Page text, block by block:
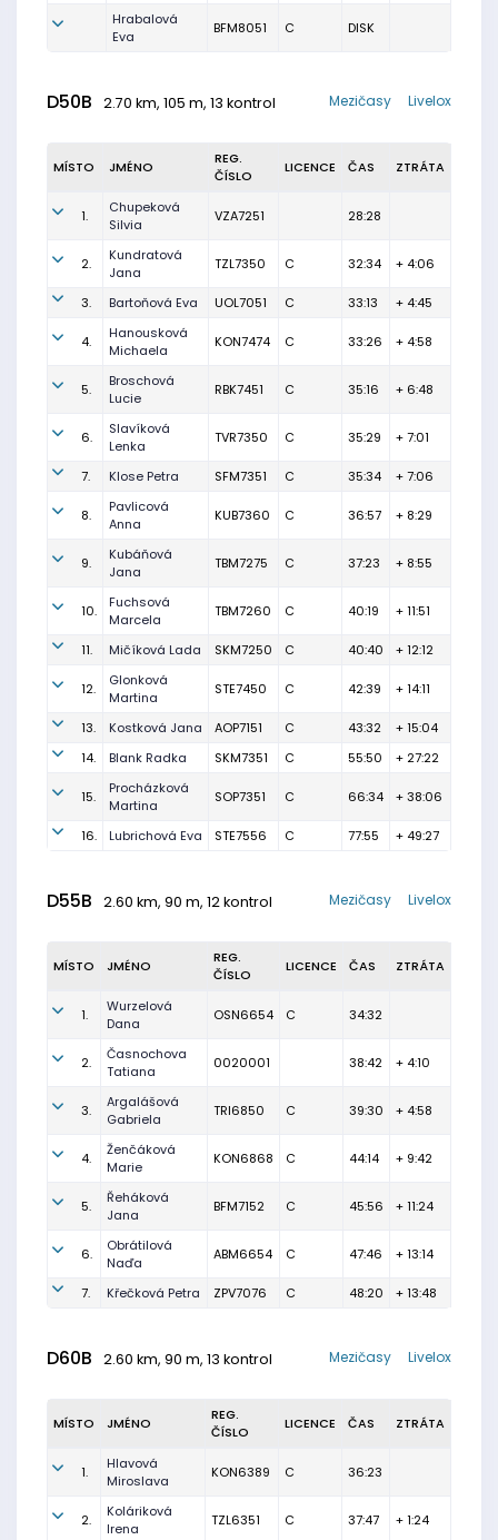
Hrabalová
Eva
BFM8051 C DISK
D50B 2.70 km, 105 m, 13 kontrol Livelox
Mezičasy
MÍSTO JMÉNO
REG.
ČÍSLO
LICENCE ČAS ZTRÁTA
1.
Chupeková
Silvia
VZA7251 28:28
2.
Kundratová
Jana
TZL7350 C 32:34 + 4:06
3. Bartoňová Eva UOL7051 C 33:13 + 4:45
4.
Hanousková
Michaela
KON7474 C 33:26 + 4:58
5.
Broschová
Lucie
RBK7451 C 35:16 + 6:48
6.
Slavíková
Lenka
TVR7350 C 35:29 + 7:01
7. Klose Petra SFM7351 C 35:34 + 7:06
8.
Pavlicová
Anna
KUB7360 C 36:57 + 8:29
9.
Kubáňová
Jana
TBM7275 C 37:23 + 8:55
10.
Fuchsová
Marcela
TBM7260 C 40:19 + 11:51
11. Mičíková Lada SKM7250 C 40:40 + 12:12
12.
Glonková
Martina
STE7450 C 42:39 + 14:11
13. Kostková Jana AOP7151 C 43:32
+ 15:04
14.
Blank Radka SKM7351 C 55:50 + 27:22
15.
Procházková
Martina
SOP7351 C 66:34 + 38:06
16. Lubrichová Eva STE7556 C 77:55 + 49:27
D55B 2.60 km, 90 m, 12 kontrol Livelox
Mezičasy
MÍSTO JMÉNO
REG.
ČÍSLO
LICENCE ČAS ZTRÁTA
1.
Wurzelová
Dana
OSN6654 C 34:32
2.
Časnochova
Tatiana
0020001 38:42 + 4:10
3.
Argalášová
Gabriela
TRI6850 C 39:30 + 4:58
4.
Ženčáková
Marie
KON6868 C 44:14 + 9:42
5.
Řeháková
Jana
BFM7152 C 45:56 + 11:24
6.
Obrátilová
Naďa
ABM6654 C 47:46 + 13:14
7. Křečková Petra ZPV7076 C 48:20 + 13:48
D60B 2.60 km, 90 m, 13 kontrol Livelox
Mezičasy
MÍSTO JMÉNO
REG.
ČÍSLO
LICENCE ČAS ZTRÁTA
1.
Hlavová
Miroslava
KON6389 C 36:23
2.
Koláriková
Irena
TZL6351 C 37:47 + 1:24